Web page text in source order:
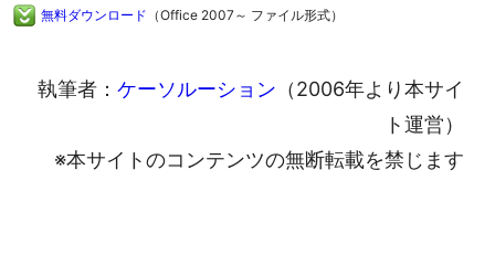
無料ダウンロード （Office 2007～ ファイル形式）
執筆者： ケーソルーション （2006年より本サイ
ト運営）
※本サイトのコンテンツの無断転載を禁じます